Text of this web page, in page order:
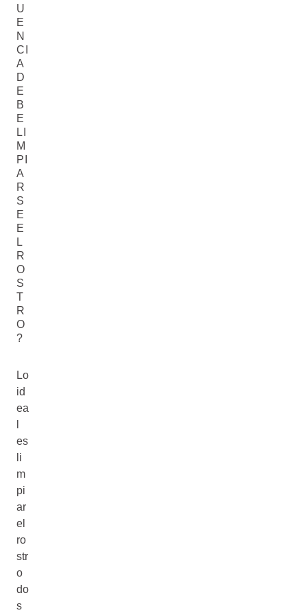
U
E
N
CI
A
D
E
B
E
LI
M
PI
A
R
S
E
E
L
R
O
S
T
R
O
?
Lo
id
ea
es
li
m
pi
ar
el
ro
str
o
do
s